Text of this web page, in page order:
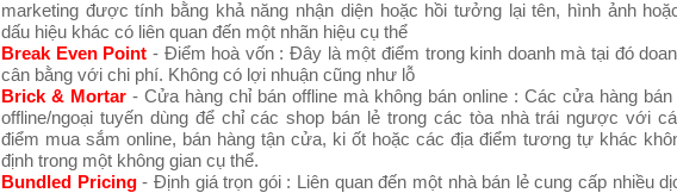
marketing được tính bằng khả năng nhận diện hoặc hồi tưởng lại tên, hình ảnh
dấu hiệu khác có liên quan đến một nhãn hiệu cụ thể
Break Even Point - Điểm hoà vốn : Đây là một điểm trong kinh doanh mà tại đó
cân bằng với chi phí. Không có lợi nhuận cũng như lỗ
Brick & Mortar - Cửa hàng chỉ bán offline mà không bán online : Các cửa hàng bán
offline/ngoại tuyến dùng để chỉ các shop bán lẻ trong các tòa nhà trái ngược với
điểm mua sắm online, bán hàng tận cửa, ki ốt hoặc các địa điểm tương tự khác
định trong một không gian cụ thể.
Bundled Pricing- Định giá trọn gói : Liên quan đến một nhà bán lẻ cung cấp nhiều